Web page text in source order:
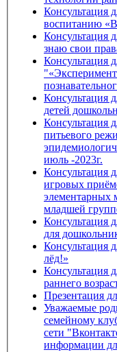
Консультация
воспитанию
Консультация
знаю свои
Консультация
Консультация
детей
Консультация
питьевого
июль -2023г.
Консультация
игровых
элементарных
младшей
Консультация
для
Консультация
лёд!»
Консультация
Презентация
Уважаемые родители!
семейному клубу "Мы и наши дети" в
сети "Вконтакте", там вы найдёте много
информации